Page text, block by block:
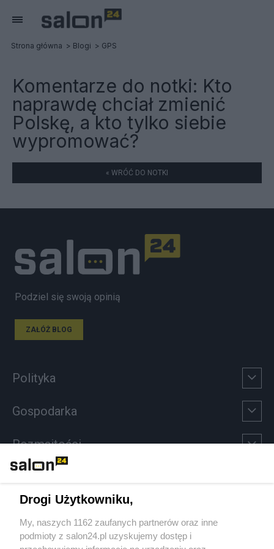
Strona główna Blogi GPS
Komentarze do notki: Kto
naprawdę chciał zmienić
Polskę, a kto tylko siebie
wypromować?
« WRÓĆ DO NOTKI
Podziel się swoją opinią
ZAŁÓŻ BLOG
Polityka
Gospodarka
Rozmaitości
Sport
Społeczeństwo
Drogi Użytkowniku,
My, naszych 1162 zaufanych partnerów oraz inne
podmioty z salon24.pl uzyskujemy dostęp i